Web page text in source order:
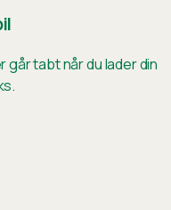
tabt når du lader din